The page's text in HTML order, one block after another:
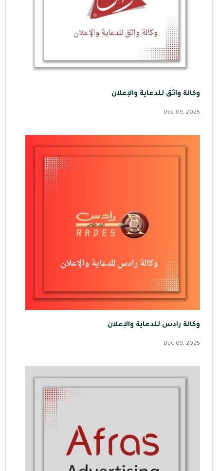
وكالة واثق للدعاية والإعلان
Dec 09, 2025
وكالة رادس للدعاية والإعلان
Dec 09, 2025